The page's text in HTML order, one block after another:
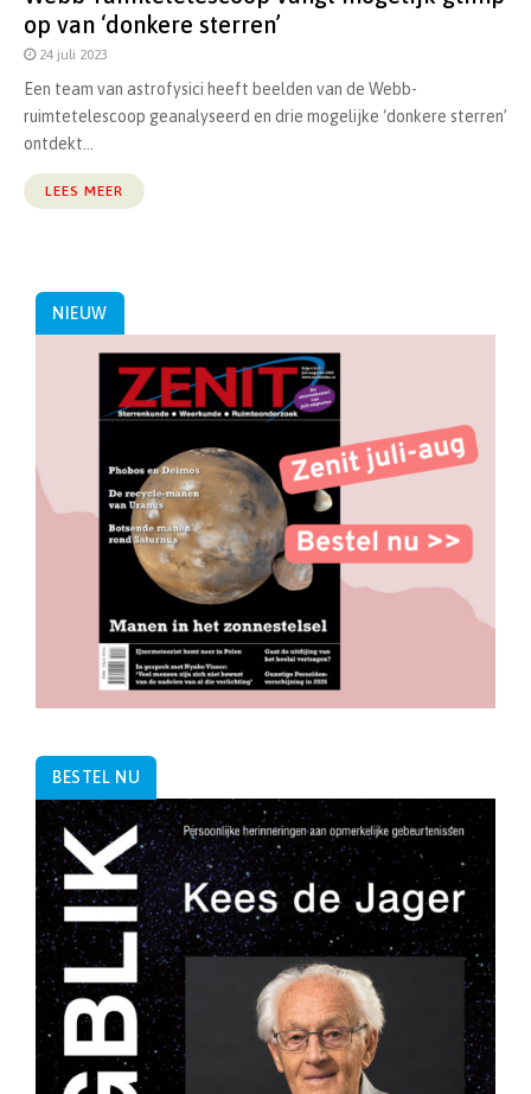
op van ‘donkere sterren’
24 juli 2023
Een team van astrofysici heeft beelden van de Webb-
ruimtetelescoop geanalyseerd en drie mogelijke ‘donkere sterren’
ontdekt...
LEES MEER
NIEUW
BESTEL NU